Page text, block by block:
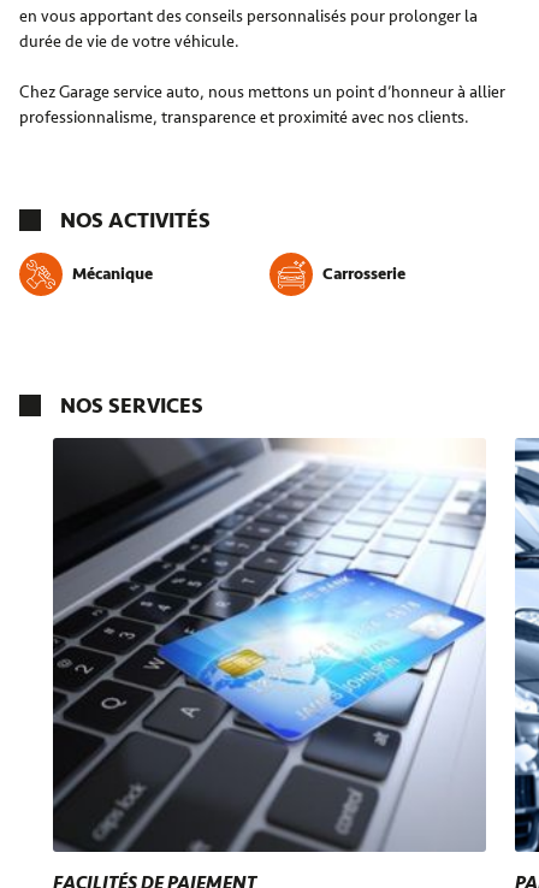
en vous apportant des conseils personnalisés pour prolonger la
durée de vie de votre véhicule.
Chez Garage service auto, nous mettons un point d’honneur à allier
professionnalisme, transparence et proximité avec nos clients.
NOS ACTIVITÉS
Mécanique Carrosserie
NOS SERVICES